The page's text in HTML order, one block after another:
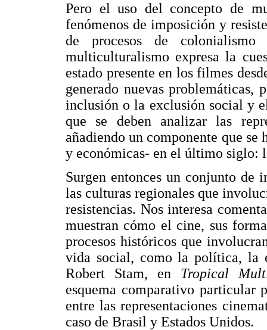
Pero el uso del concepto de
fenómenos de imposición y
de procesos de
multiculturalismo expresa la
estado presente en los filmes
generado nuevas
inclusión o la exclusión social y
que se deben analizar las
añadiendo un componente que
y económicas- en el último siglo:
Surgen entonces un conjunto
las culturas regionales que
resistencias. Nos interesa
muestran cómo el cine, sus
procesos históricos que
vida social, como la política, la
Robert Stam, en Tropical
esquema comparativo particular
entre las representaciones
caso de Brasil y Estados Unidos.